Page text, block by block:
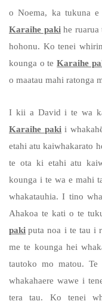
o Noema, ka tukuna
Karaihe paki he
hohonu. Ko tenei
kounga o teKaraihe
o maatau mahi ratonga
I kii a David i te wa
Karaihe paki i
etahi atu kaiwhakarato
te ota ki etahi atu
kounga i te wa e mahi
whakatauhia. I tino
Ahakoa te kati o te
paki puta noa i te tau i
me te kounga hei
tautoko mo matou.
whakahaere wawe i
tera tau. Ko tenei